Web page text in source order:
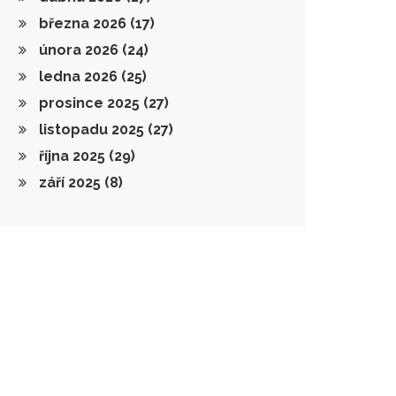
března 2026 (17)
února 2026 (24)
ledna 2026 (25)
prosince 2025 (27)
listopadu 2025 (27)
října 2025 (29)
září 2025 (8)